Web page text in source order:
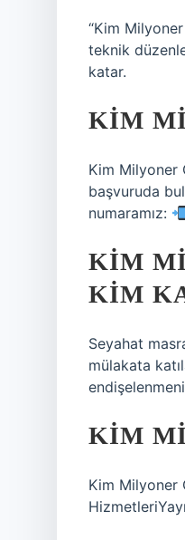
“Kim
teknik
katar.
KIM
Kim Milyoner
başvuruda
numaramız:
KIM
KIM
Seyahat
mülakata
KIM
Kim Milyoner